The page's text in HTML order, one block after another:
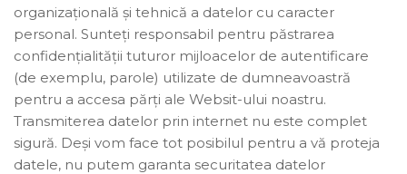
organizațională și tehnică a datelor cu caracter
personal. Sunteți responsabil pentru păstrarea
confidențialității tuturor mijloacelor de autentificare
(de exemplu, parole) utilizate de dumneavoastră
pentru a accesa părți ale Websit-ului noastru.
Transmiterea datelor prin internet nu este complet
sigură. Deși vom face tot posibilul pentru a vă proteja
datele, nu putem garanta securitatea datelor